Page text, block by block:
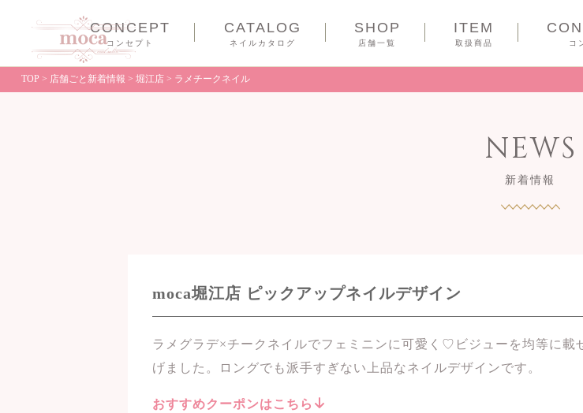
COUPON
CONCEPT
コンセプト
CATALOG
ネイルカタログ
SHOP
店舗一覧
ITEM
取扱商品 コ
TOP > 店舗ごと新着情報 > 堀江店> ラメチークネイル
NEWS
新着情報
moca堀江店 ピックアップネイルデザイン
ラメグラデ×チークネイルでフェミニンに可愛く♡ビジューを均等に載
げました。ロングでも派手すぎない上品なネイルデザインです。
おすすめクーポンはこちら